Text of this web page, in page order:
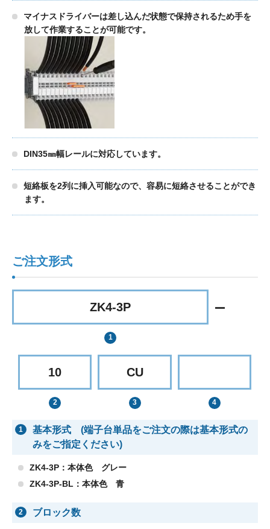
マイナスドライバーは差し込んだ状態で保持されるため手を
放して作業することが可能です。
DIN35㎜幅レールに対応しています。
短絡板を2列に挿入可能なので、容易に短絡させることができ
ます。
ご注文形式
ZK4-3P
10 CU
1
基本形式 (端子台単品をご注文の際は基本形式の
みをご指定ください)
ZK4-3P：本体色 グレー
ZK4-3P-BL：本体色 青
2 ブロック数